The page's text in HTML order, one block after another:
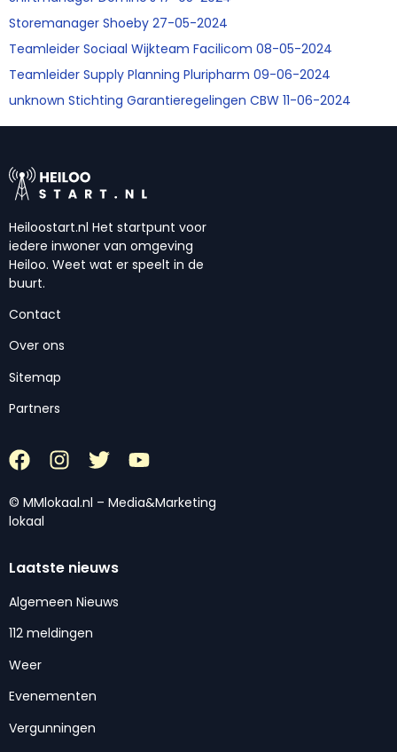
Storemanager Shoeby 27-05-2024
Teamleider Sociaal Wijkteam Facilicom 08-05-2024
Teamleider Supply Planning Pluripharm 09-06-2024
unknown Stichting Garantieregelingen CBW 11-06-2024
Heiloostart.nl Het startpunt voor
iedere inwoner van omgeving
Heiloo. Weet wat er speelt in de
buurt.
Contact
Over ons
Sitemap
Partners
© MMlokaal.nl – Media&Marketing
lokaal
Laatste nieuws
Algemeen Nieuws
112 meldingen
Weer
Evenementen
Vergunningen